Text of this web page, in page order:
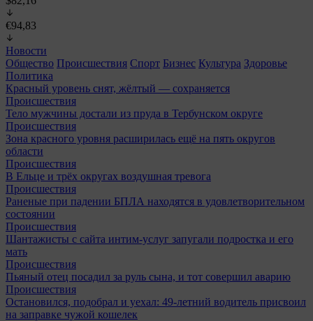
€94,83
Новости
Общество Происшествия Спорт Бизнес Культура Здоровье
Политика
Красный уровень снят, жёлтый — сохраняется
Происшествия
Тело мужчины достали из пруда в Тербунском округе
Происшествия
Зона красного уровня расширилась ещё на пять округов
области
Происшествия
В Ельце и трёх округах воздушная тревога
Происшествия
Раненые при падении БПЛА находятся в удовлетворительном
состоянии
Происшествия
Шантажисты с сайта интим-услуг запугали подростка и его
мать
Происшествия
Пьяный отец посадил за руль сына, и тот совершил аварию
Происшествия
Остановился, подобрал и уехал: 49-летний водитель присвоил
на заправке чужой кошелек